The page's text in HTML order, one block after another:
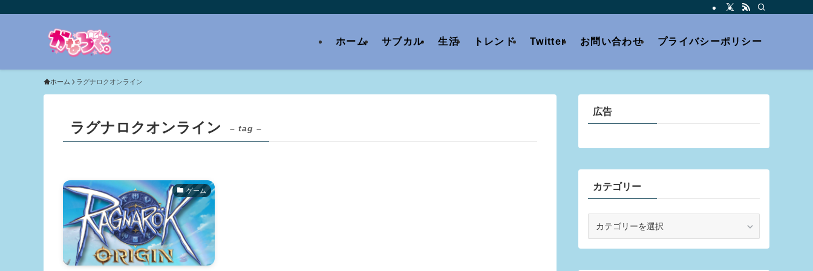
ホーム サブカル 生活 トレンド Twitter お問い合わせ プライバシーポリシー
ホーム ラグナロクオンライン
ラグナロクオンライン – tag –
ゲーム
広告
カテゴリー